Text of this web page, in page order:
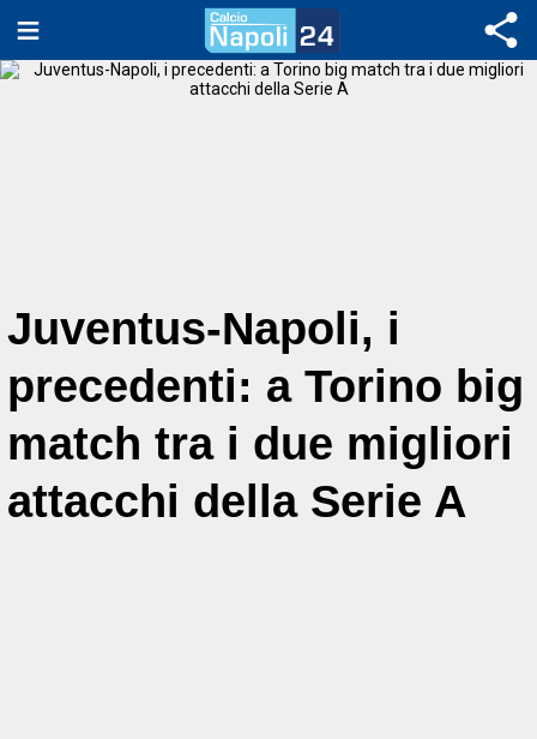
Juventus-Napoli, i
precedenti: a Torino big
match tra i due migliori
attacchi della Serie A